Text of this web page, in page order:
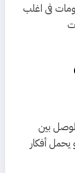
فى اغلب
بين
أفكار